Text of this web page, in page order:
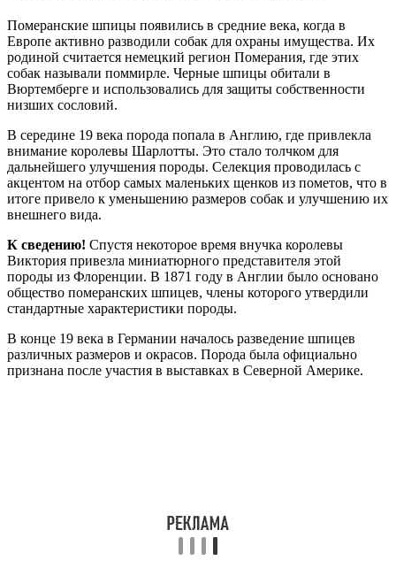
Померанские шпицы появились в средние века, когда в
Европе активно разводили собак для охраны имущества. Их
родиной считается немецкий регион Померания, где этих
собак называли поммирле. Черные шпицы обитали в
Вюртемберге и использовались для защиты собственности
низших сословий.
В середине 19 века порода попала в Англию, где привлекла
внимание королевы Шарлотты. Это стало толчком для
дальнейшего улучшения породы. Селекция проводилась с
акцентом на отбор самых маленьких щенков из пометов, что в
итоге привело к уменьшению размеров собак и улучшению их
внешнего вида.
К сведению! Спустя некоторое время внучка королевы
Виктория привезла миниатюрного представителя этой
породы из Флоренции. В 1871 году в Англии было основано
общество померанских шпицев, члены которого утвердили
стандартные характеристики породы.
В конце 19 века в Германии началось разведение шпицев
различных размеров и окрасов. Порода была официально
признана после участия в выставках в Северной Америке.